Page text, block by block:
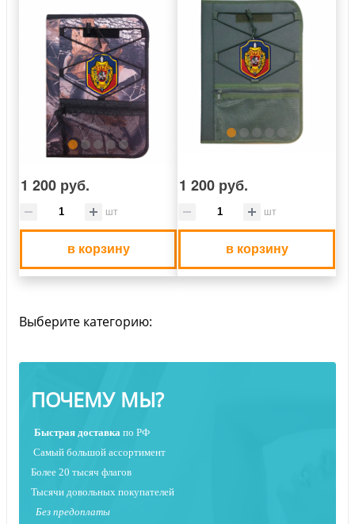
1 200 руб.
шт
в корзину
1 200 руб.
шт
в корзину
Выберите категорию:
ПОЧЕМУ МЫ?
Быстрая доставка по РФ
Самый большой ассортимент
Более 20 тысяч флагов
Тысячи довольных покупателей
Без предоплаты